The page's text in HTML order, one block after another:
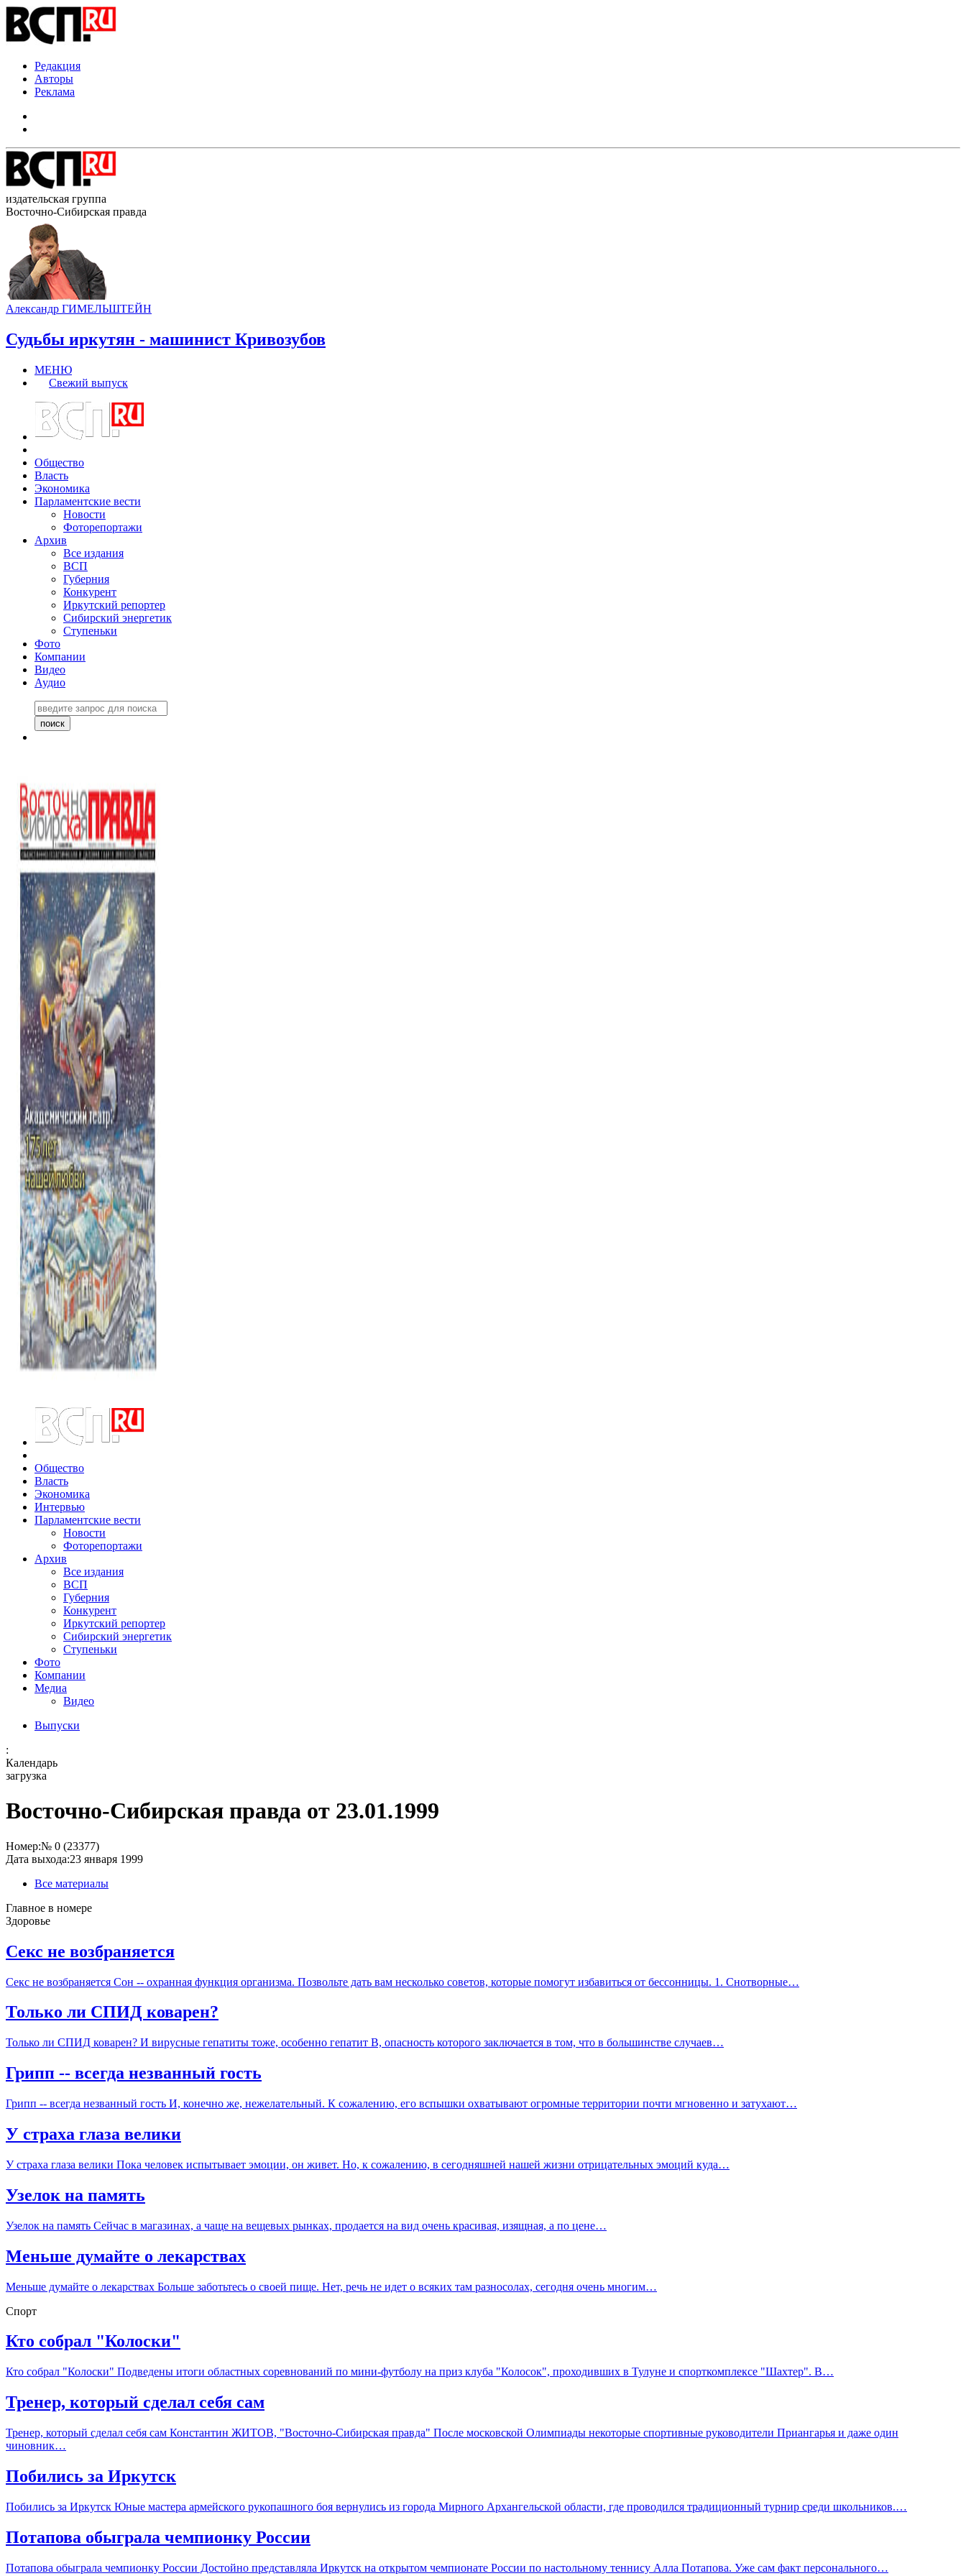
Редакция
Авторы
Реклама
издательская группа
Восточно-Сибирская правда
Александр ГИМЕЛЬШТЕЙН
Судьбы иркутян - машинист Кривозубов
МЕНЮ
Свежий выпуск
Общество
Власть
Экономика
Парламентские вести
Новости
Фоторепортажи
Архив
Все издания
ВСП
Губерния
Конкурент
Иркутский репортер
Сибирский энергетик
Ступеньки
Фото
Компании
Видео
Аудио
Общество
Власть
Экономика
Интервью
Парламентские вести
Новости
Фоторепортажи
Архив
Все издания
ВСП
Губерния
Конкурент
Иркутский репортер
Сибирский энергетик
Ступеньки
Фото
Компании
Медиа
Видео
Выпуски
:
Календарь
загрузка
Восточно-Сибирская правда от 23.01.1999
Номер:№ 0 (23377)
Дата выхода:23 января 1999
Все материалы
Главное в номере
Здоровье
Секс не возбраняется
Секс не возбраняется Сон -- охранная функция организма. Позвольте дать вам несколько советов, которые помогут избавиться от бессонницы. 1. Снотворные…
Только ли СПИД коварен?
Только ли СПИД коварен? И вирусные гепатиты тоже, особенно гепатит В, опасность которого заключается в том, что в большинстве случаев…
Грипп -- всегда незванный гость
Грипп -- всегда незванный гость И, конечно же, нежелательный. К сожалению, его вспышки охватывают огромные территории почти мгновенно и затухают…
У страха глаза велики
У страха глаза велики Пока человек испытывает эмоции, он живет. Но, к сожалению, в сегодняшней нашей жизни отрицательных эмоций куда…
Узелок на память
Узелок на память Сейчас в магазинах, а чаще на вещевых рынках, продается на вид очень красивая, изящная, а по цене…
Меньше думайте о лекарствах
Меньше думайте о лекарствах Больше заботьтесь о своей пище. Нет, речь не идет о всяких там разносолах, сегодня очень многим…
Спорт
Кто собрал "Колоски"
Кто собрал "Колоски" Подведены итоги областных соревнований по мини-футболу на приз клуба "Колосок", проходивших в Тулуне и спорткомплексе "Шахтер". В…
Тренер, который сделал себя сам
Тренер, который сделал себя сам Константин ЖИТОВ, "Восточно-Сибирская правда" После московской Олимпиады некоторые спортивные руководители Приангарья и даже один
чиновник…
Побились за Иркутск
Побились за Иркутск Юные мастера армейского рукопашного боя вернулись из города Мирного Архангельской области, где проводился традиционный турнир среди школьников.…
Потапова обыграла чемпионку России
Потапова обыграла чемпионку России Достойно представляла Иркутск на открытом чемпионате России по настольному теннису Алла Потапова. Уже сам факт персонального…